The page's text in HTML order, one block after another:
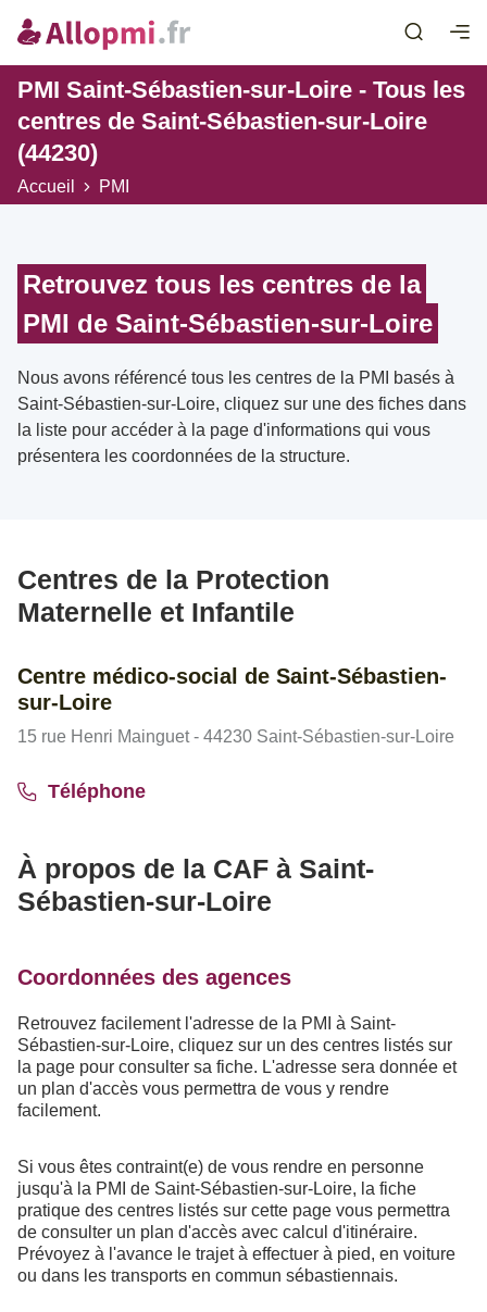
PMI Saint-Sébastien-sur-Loire - Tous les
centres de Saint-Sébastien-sur-Loire
(44230)
Accueil PMI
Retrouvez tous les centres de la
PMI de Saint-Sébastien-sur-Loire
Nous avons référencé tous les centres de la PMI basés à
Saint-Sébastien-sur-Loire, cliquez sur une des fiches dans
la liste pour accéder à la page d'informations qui vous
présentera les coordonnées de la structure.
Centres de la Protection
Maternelle et Infantile
Centre médico-social de Saint-Sébastien-
sur-Loire
15 rue Henri Mainguet - 44230 Saint-Sébastien-sur-Loire
Téléphone
À propos de la CAF à Saint-
Sébastien-sur-Loire
Coordonnées des agences
Retrouvez facilement l'adresse de la PMI à Saint-
Sébastien-sur-Loire, cliquez sur un des centres listés sur
la page pour consulter sa fiche. L'adresse sera donnée et
un plan d'accès vous permettra de vous y rendre
facilement.
Si vous êtes contraint(e) de vous rendre en personne
jusqu'à la PMI de Saint-Sébastien-sur-Loire, la fiche
pratique des centres listés sur cette page vous permettra
de consulter un plan d'accès avec calcul d'itinéraire.
Prévoyez à l'avance le trajet à effectuer à pied, en voiture
ou dans les transports en commun sébastiennais.